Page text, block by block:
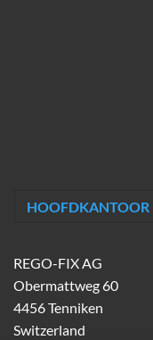
HOOFDKANTOOR
REGO-FIX AG
Obermattweg 60
4456 Tenniken
Switzerland